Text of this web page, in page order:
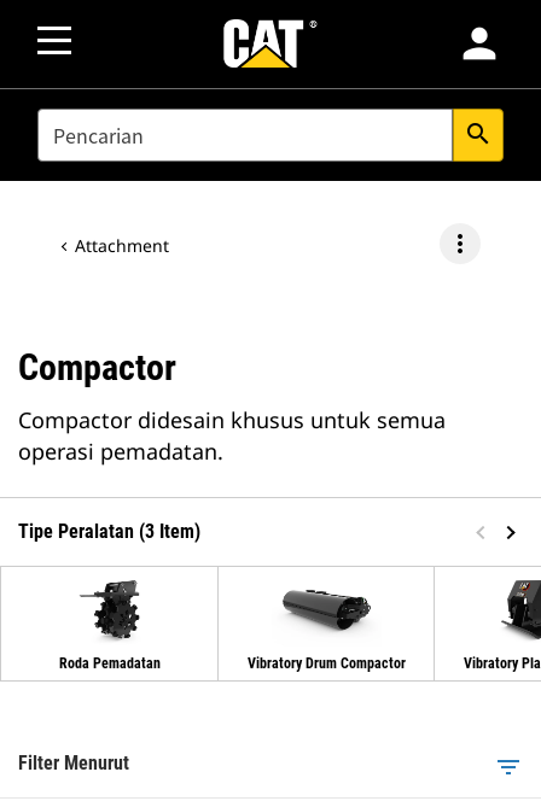
person
SEARCH search
Attachment more_vert
Compactor
Compactor didesain khusus untuk semua
operasi pemadatan.
Tipe Peralatan (3 Item)
Roda Pemadatan Vibratory Drum Compactor Vibratory
Filter Menurut filter_list